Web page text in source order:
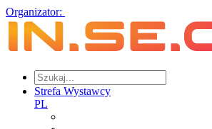
Organizator:
Strefa Wystawcy
PL